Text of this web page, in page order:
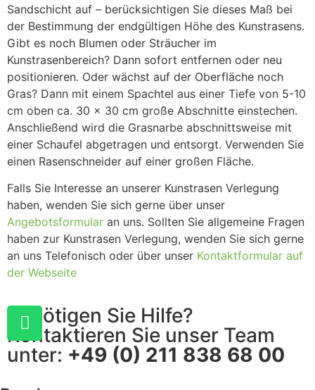
Sandschicht auf – berücksichtigen Sie dieses Maß bei
der Bestimmung der endgültigen Höhe des Kunstrasens.
Gibt es noch Blumen oder Sträucher im
Kunstrasenbereich? Dann sofort entfernen oder neu
positionieren. Oder wächst auf der Oberfläche noch
Gras? Dann mit einem Spachtel aus einer Tiefe von 5-10
cm oben ca. 30 x 30 cm große Abschnitte einstechen.
Anschließend wird die Grasnarbe abschnittsweise mit
einer Schaufel abgetragen und entsorgt. Verwenden Sie
einen Rasenschneider auf einer großen Fläche.
Falls Sie Interesse an unserer Kunstrasen Verlegung
haben, wenden Sie sich gerne über unser
Angebotsformular an uns. Sollten Sie allgemeine Fragen
haben zur Kunstrasen Verlegung, wenden Sie sich gerne
an uns Telefonisch oder über unser Kontaktformular auf
der Webseite
Benötigen Sie Hilfe?
Kontaktieren Sie unser Team
unter: +49 (0) 211 838 68 00